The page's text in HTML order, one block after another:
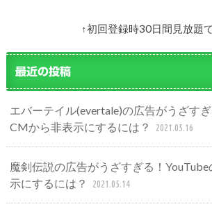
↑初回登録時30日間見放題
最近の投稿
エバーテイル(evertale)の広告がうざす
CMから非表示にするには？
2021.05.16
魔剣伝説の広告がうざすぎる！
示にするには？
2021.05.14